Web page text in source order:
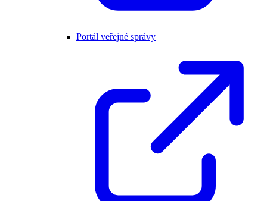
Portál veřejné správy